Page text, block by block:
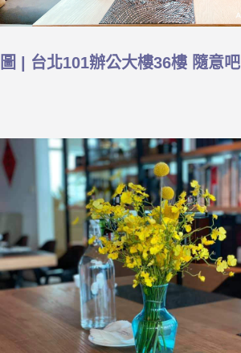
圖 | 台北101辦公大樓36樓 隨意吧